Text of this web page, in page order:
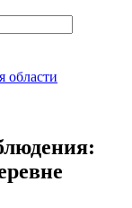
области